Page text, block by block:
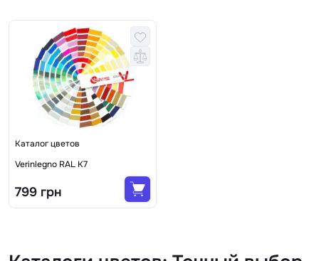
Каталог цветов
Verinlegno RAL K7
799 грн